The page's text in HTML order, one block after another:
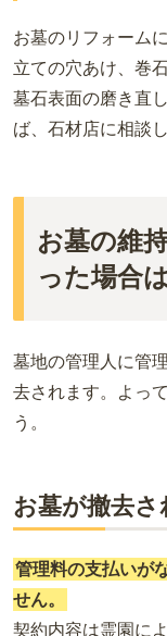
お墓のリフォーム
立ての穴あけ、巻
墓石表面の磨き直
ば、石材店に相談
お墓の維
った場合
墓地の管理人に管
去されます。よっ
う。
お墓が撤去
管理料の支払いが
せん。
契約内容は霊園に